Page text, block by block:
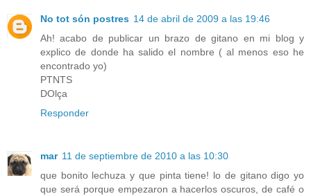
No tot són postres 14 de abril de 2009 a las 19:46
Ah! acabo de publicar un brazo de gitano en mi blog y
explico de donde ha salido el nombre ( al menos eso he
encontrado yo)
PTNTS
DOlça
Responder
mar 11 de septiembre de 2010 a las 10:30
que bonito lechuza y que pinta tiene! lo de gitano digo yo
que será porque empezaron a hacerlos oscuros, de café o